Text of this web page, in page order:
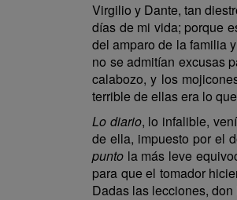
Virgilio y Dante, tan
días de mi vida; porque
del amparo de la familia
no se admitían excusas
calabozo, y los
terrible de ellas era lo
Lo diario, lo infalible,
de ella, impuesto por el
punto la más leve
para que el tomador
Dadas las lecciones,